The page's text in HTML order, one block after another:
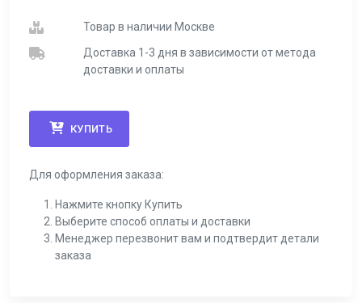
Товар в наличии Москве
Доставка 1-3 дня в зависимости от метода
доставки и оплаты
КУПИТЬ
Для оформления заказа:
Нажмите кнопку Купить
Выберите способ оплаты и доставки
Менеджер перезвонит вам и подтвердит детали
заказа